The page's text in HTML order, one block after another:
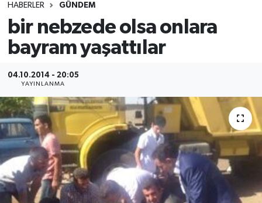
HABERLER GÜNDEM
bir nebzede olsa onlara
bayram yaşattılar
04.10.2014 - 20:05
YAYINLANMA
Gündem
Kültür
Magazin
Tüm Manşetler
Son Dakika Haberleri
Haber Arşivi